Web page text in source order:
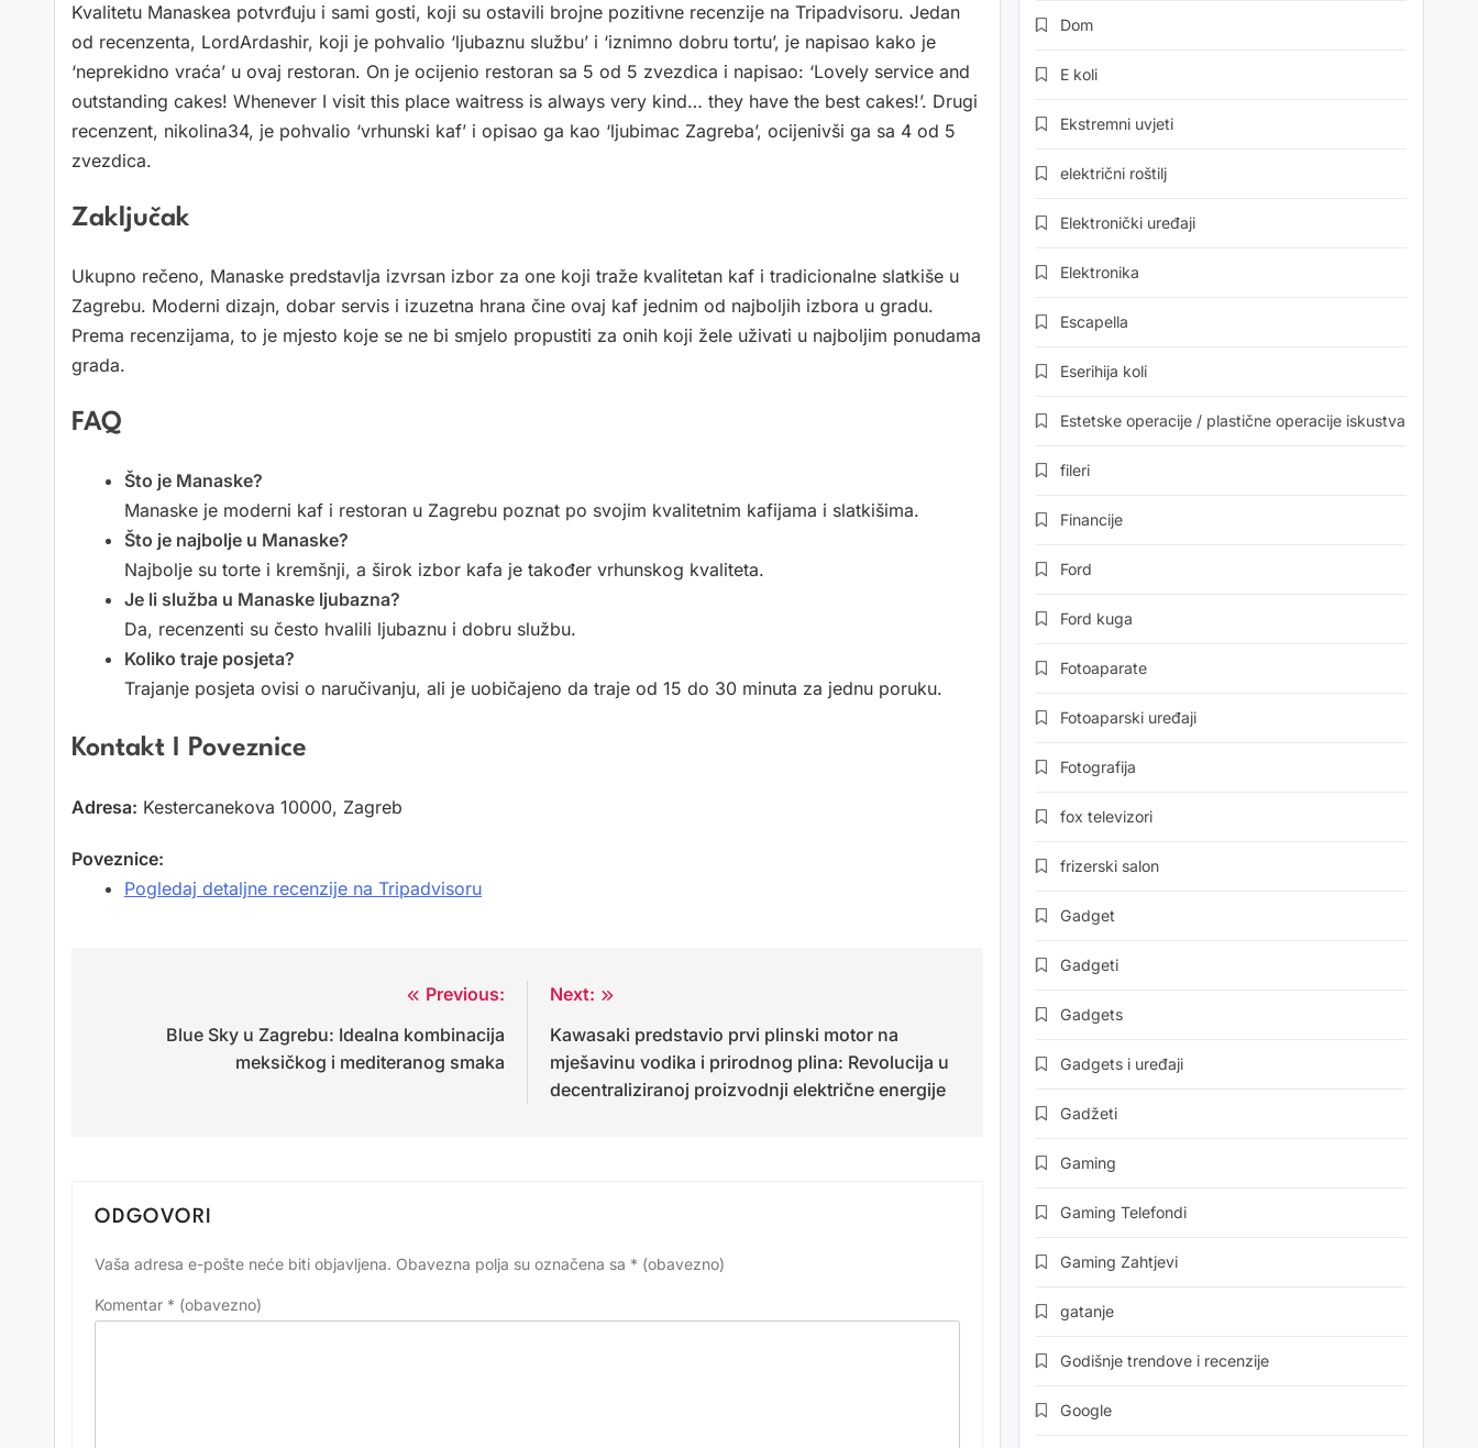
Kvalitetu Manaskea potvrđuju i sami gosti, koji su ostavili brojne pozitivne recenzije na Tripadvisoru. Jedan
od recenzenta, LordArdashir, koji je pohvalio ‘ljubaznu službu’ i ‘iznimno dobru tortu’, je napisao kako je
‘neprekidno vraća’ u ovaj restoran. On je ocijenio restoran sa 5 od 5 zvezdica i napisao: ‘Lovely service and
outstanding cakes! Whenever I visit this place waitress is always very kind… they have the best cakes!’. Drugi
recenzent, nikolina34, je pohvalio ‘vrhunski kaf’ i opisao ga kao ‘ljubimac Zagreba’, ocijenivši ga sa 4 od 5
zvezdica.
Zaključak
Ukupno rečeno, Manaske predstavlja izvrsan izbor za one koji traže kvalitetan kaf i tradicionalne slatkiše u
Zagrebu. Moderni dizajn, dobar servis i izuzetna hrana čine ovaj kaf jednim od najboljih izbora u gradu.
Prema recenzijama, to je mjesto koje se ne bi smjelo propustiti za onih koji žele uživati u najboljim ponudama
grada.
FAQ
Što je Manaske?
Manaske je moderni kaf i restoran u Zagrebu poznat po svojim kvalitetnim kafijama i slatkišima.
Što je najbolje u Manaske?
Najbolje su torte i kremšnji, a širok izbor kafa je također vrhunskog kvaliteta.
Je li služba u Manaske ljubazna?
Da, recenzenti su često hvalili ljubaznu i dobru službu.
Koliko traje posjeta?
Trajanje posjeta ovisi o naručivanju, ali je uobičajeno da traje od 15 do 30 minuta za jednu poruku.
Kontakt I Poveznice
Adresa: Kestercanekova 10000, Zagreb
Poveznice:
Pogledaj detaljne recenzije na Tripadvisoru
objava
Previous:
Blue Sky u Zagrebu: Idealna kombinacija
meksičkog i mediteranog smaka
Next:
Kawasaki predstavio prvi plinski motor na
mješavinu vodika i prirodnog plina: Revolucija u
decentraliziranoj proizvodnji električne energije
ODGOVORI
Vaša adresa e-pošte neće biti objavljena. Obavezna polja su označena sa * (obavezno)
Komentar * (obavezno)
Alternative:
Dom
E koli
Ekstremni uvjeti
električni roštilj
Elektronički uređaji
Elektronika
Escapella
Eserihija koli
Estetske operacije / plastične operacije iskustva
fileri
Financije
Ford
Ford kuga
Fotoaparate
Fotoaparski uređaji
Fotografija
fox televizori
frizerski salon
Gadget
Gadgeti
Gadgets
Gadgets i uređaji
Gadžeti
Gaming
Gaming Telefondi
Gaming Zahtjevi
gatanje
Godišnje trendove i recenzije
Google